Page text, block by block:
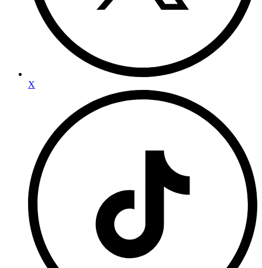
X